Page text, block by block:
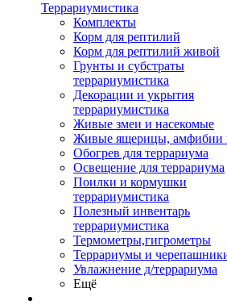
Террариумистика
Комплекты
Корм для рептилий
Корм для рептилий живой
Грунты и субстраты
террариумистика
Декорации и укрытия
террариумистика
Живые змеи и насекомые
Живые ящерицы, амфибии
Обогрев для террариума
Освещение для террариума
Поилки и кормушки
террариумистика
Полезный инвентарь
террариумистика
Термометры,гигрометры
Террариумы и
Увлажнение д/террариума
Ещё